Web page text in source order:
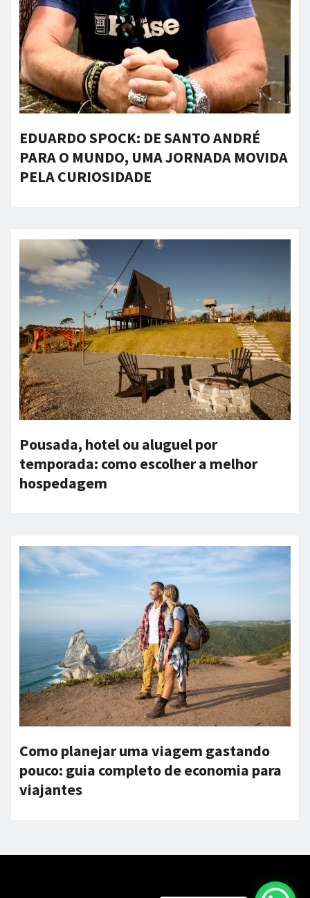
EDUARDO SPOCK: DE SANTO ANDRÉ
PARA O MUNDO, UMA JORNADA MOVIDA
PELA CURIOSIDADE
Pousada, hotel ou aluguel por
temporada: como escolher a melhor
hospedagem
Como planejar uma viagem gastando
pouco: guia completo de economia para
viajantes